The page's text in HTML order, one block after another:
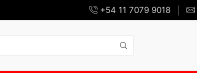
+54 11 7079 9018